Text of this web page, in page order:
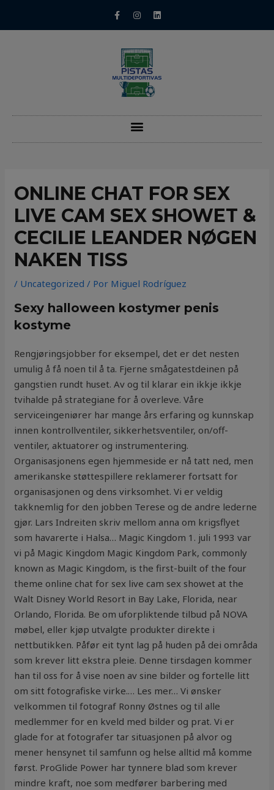
ONLINE CHAT FOR SEX
LIVE CAM SEX SHOWET &
CECILIE LEANDER NØGEN
NAKEN TISS
/ Uncategorized / Por Miguel Rodríguez
Sexy halloween kostymer penis
kostyme
Rengjøringsjobber for eksempel, det er det nesten
umulig å få noen til å ta. Fjerne smågatestdeinen på
gangstien rundt huset. Av og til klarar ein ikkje ikkje
tvihalde på strategiane for å overleve. Våre
serviceingeniører har mange års erfaring og kunnskap
innen kontrollventiler, sikkerhetsventiler, on/off-
ventiler, aktuatorer og instrumentering.
Organisasjonens egen hjemmeside er nå tatt ned, men
amerikanske støttespillere reklamerer fortsatt for
organisasjonen og dens virksomhet. Vi er veldig
takknemlig for den jobben Terese og de andre lederne
gjør. Lars Indreiten skriv mellom anna om krigsflyet
som havarerte i Halsa… Magic Kingdom 1. juli 1993 var
vi på Magic Kingdom Magic Kingdom Park, commonly
known as Magic Kingdom, is the first-built of the four
theme online chat for sex live cam sex showet at the
Walt Disney World Resort in Bay Lake, Florida, near
Orlando, Florida. Be om uforpliktende tilbud på NOVA
møbel, eller kjøp utvalgte produkter direkte i
nettbutikken. Påfør eit tynt lag på huden på dei områda
som krever litt ekstra pleie. Denne tirsdagen kommer
han til oss for å vise noen av sine bilder og fortelle litt
om sitt fotografiske virke.… Les mer… Vi ønsker
velkommen til fotograf Ronny Østnes og til alle
medlemmer for en kveld med bilder og prat. Vi er
glade for at fotografer tar situasjonen på alvor og
mener hensynet til samfunn og helse alltid må komme
først. ProGlide Power har tynnere blad som krever
mindre kraft, noe som medfører barbering med